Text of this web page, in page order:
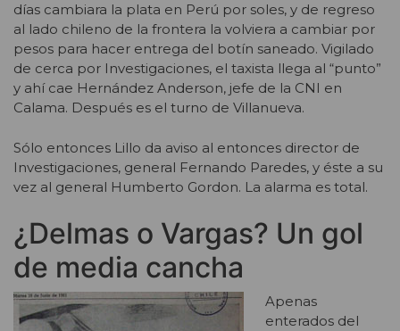
días cambiara la plata en Perú por soles, y de regreso
al lado chileno de la frontera la volviera a cambiar por
pesos para hacer entrega del botín saneado. Vigilado
de cerca por Investigaciones, el taxista llega al “punto”
y ahí cae Hernández Anderson, jefe de la CNI en
Calama. Después es el turno de Villanueva.
Sólo entonces Lillo da aviso al entonces director de
Investigaciones, general Fernando Paredes, y éste a su
vez al general Humberto Gordon. La alarma es total.
¿Delmas o Vargas? Un gol
de media cancha
Apenas
enterados del